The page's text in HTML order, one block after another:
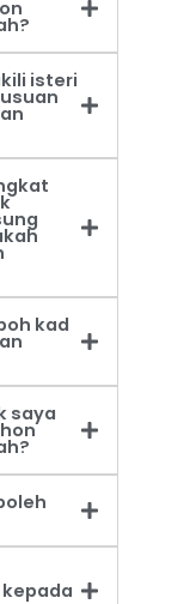
isteri
kad
saya
kepada